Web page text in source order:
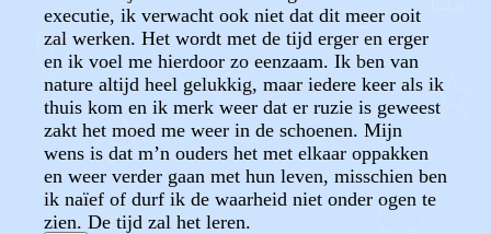
executie, ik verwacht ook niet dat dit meer ooit
zal werken. Het wordt met de tijd erger en erger
en ik voel me hierdoor zo eenzaam. Ik ben van
nature altijd heel gelukkig, maar iedere keer als ik
thuis kom en ik merk weer dat er ruzie is geweest
zakt het moed me weer in de schoenen. Mijn
wens is dat m’n ouders het met elkaar oppakken
en weer verder gaan met hun leven, misschien ben
ik naïef of durf ik de waarheid niet onder ogen te
zien. De tijd zal het leren.